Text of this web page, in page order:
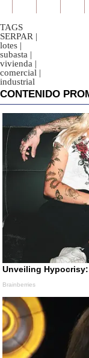
TAGS
SERPAR |
lotes |
subasta |
vivienda |
comercial |
industrial